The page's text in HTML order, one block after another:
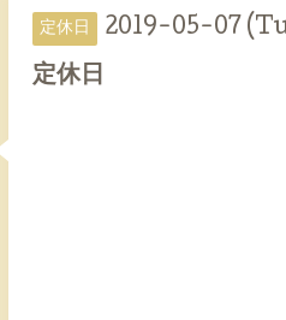
定休日 2019-05-07
定休日